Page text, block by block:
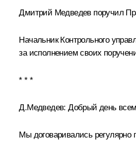
Дмитрий Медведев поручил
Начальник Контрольного
за исполнением своих
* * *
Д.Медведев: Добрый день
Мы договаривались